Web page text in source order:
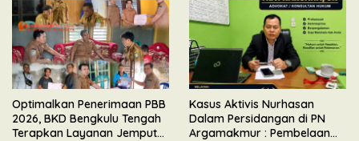
Optimalkan Penerimaan PBB
2026, BKD Bengkulu Tengah
Terapkan Layanan Jemput
Kasus Aktivis Nurhasan
Dalam Persidangan di PN
Argamakmur : Pembelaan